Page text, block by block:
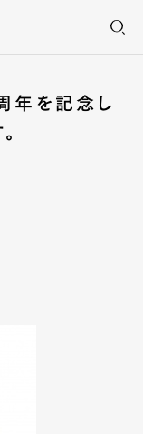
年を記念し